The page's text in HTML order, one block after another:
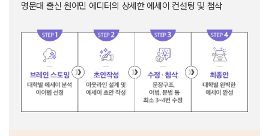
명문대 출신 원어민 에디터의 상세한 에세이 컨설팅 및 첨삭